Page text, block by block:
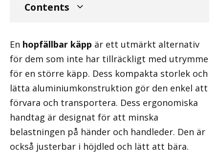
Contents
En hopfällbar käpp är ett utmärkt alternativ
för dem som inte har tillräckligt med utrymme
för en större käpp. Dess kompakta storlek och
lätta aluminiumkonstruktion gör den enkel att
förvara och transportera. Dess ergonomiska
handtag är designat för att minska
belastningen på händer och handleder. Den är
också justerbar i höjdled och lätt att bära.